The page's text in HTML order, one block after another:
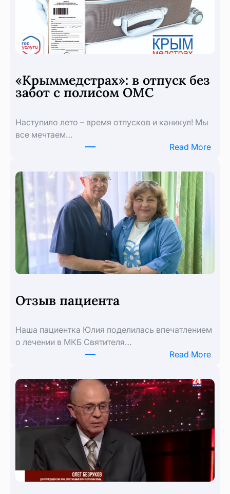
«Крыммедстрах»: в отпуск без
забот с полисом ОМС
Наступило лето – время отпусков и каникул! Мы
все мечтаем…
Read More:
Отзыв пациента
Наша пациентка Юлия поделилась впечатлением
о лечении в МКБ Святителя…
Read More: